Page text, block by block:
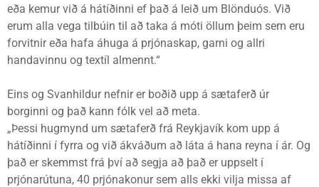
eða kemur við á hátíðinni ef það á leið um Blönduós. Við
erum alla vega tilbúin til að taka á móti öllum þeim sem eru
forvitnir eða hafa áhuga á prjónaskap, garni og allri
handavinnu og textíl almennt.“
Eins og Svanhildur nefnir er boðið upp á sætaferð úr
borginni og það kann fólk vel að meta.
„Þessi hugmynd um sætaferð frá Reykjavík kom upp á
hátíðinni í fyrra og við ákváðum að láta á hana reyna í ár. Og
það er skemmst frá því að segja að það er uppselt í
prjónarútuna, 40 prjónakonur sem alls ekki vilja missa af